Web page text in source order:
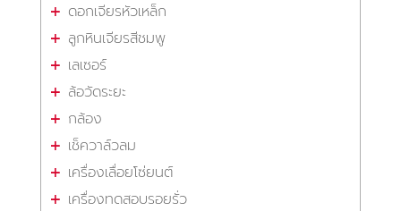
ดอกเจียรหัวเหล็ก
ลูกหินเจียรสีชมพู
เลเซอร์
ล้อวัดระยะ
กล้อง
เช็ควาล์วลม
เครื่องเลื่อยโซ่ยนต์
เครื่องทดสอบรอยรั่ว